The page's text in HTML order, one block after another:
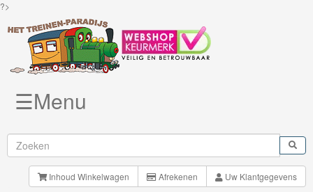
?>
Brio
Treinen
☰Menu
Inhoud Winkelwagen Afrekenen
Uw Klantgegevens